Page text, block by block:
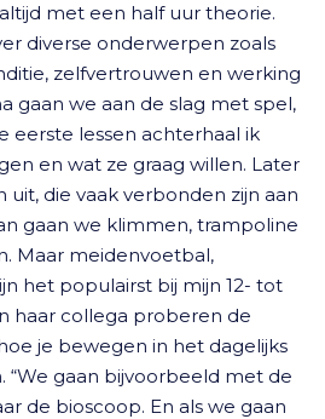
met een half uur theorie.
diverse onderwerpen zoals
zelfvertrouwen en werking
gaan we aan de slag met spel,
eerste lessen achterhaal ik
en wat ze graag willen. Later
die vaak verbonden zijn aan
gaan we klimmen, trampoline
Maar meidenvoetbal,
het populairst bij mijn 12- tot
haar collega proberen de
je bewegen in het dagelijks
“We gaan bijvoorbeeld met de
de bioscoop. En als we gaan